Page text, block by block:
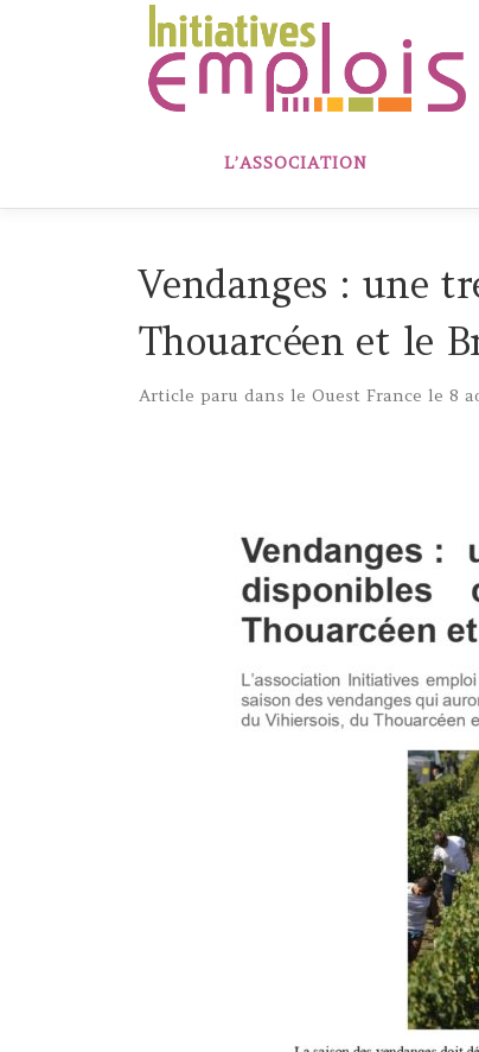
L’ASSOCIATION
Vendanges : une
Thouarcéen et le
Article paru dans le Ouest France le 8